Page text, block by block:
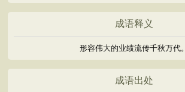
成语释义
形容伟大的业绩流传千秋万代。
成语出处